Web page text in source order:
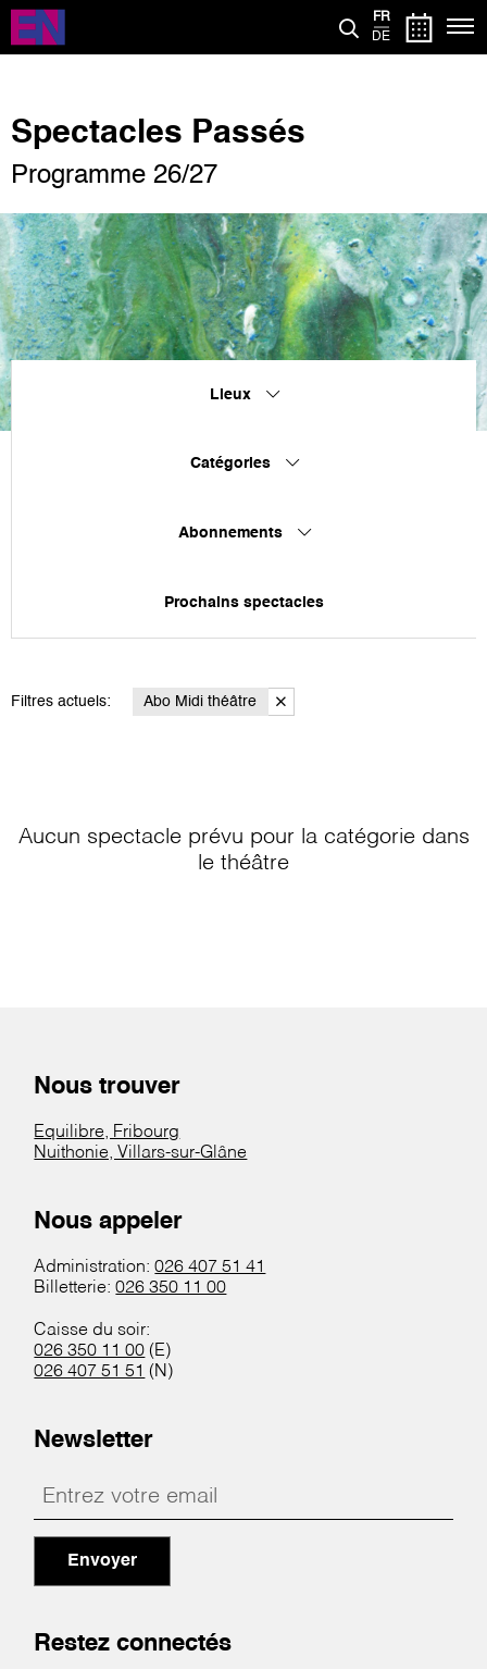
Aller
contenu
FR
DE
Spectacles Passés
Programme 26/27
Lieux
Catégories
Abonnements
Prochains spectacles
Filtres actuels: Abo Midi théâtre
Aucun spectacle prévu pour la catégorie dans
le théâtre
Nous trouver
Equilibre, Fribourg
Nuithonie, Villars-sur-Glâne
Nous appeler
Administration:026 407 51 41
Billetterie:026 350 11 00
Caisse du soir:
026 350 11 00 (E)
026 407 51 51 (N)
Newsletter
Envoyer
Restez connectés